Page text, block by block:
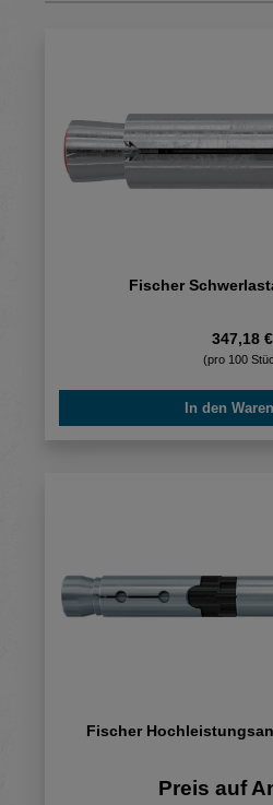
Fischer
347,18
(pro 100
In den
Fischer
Preis auf